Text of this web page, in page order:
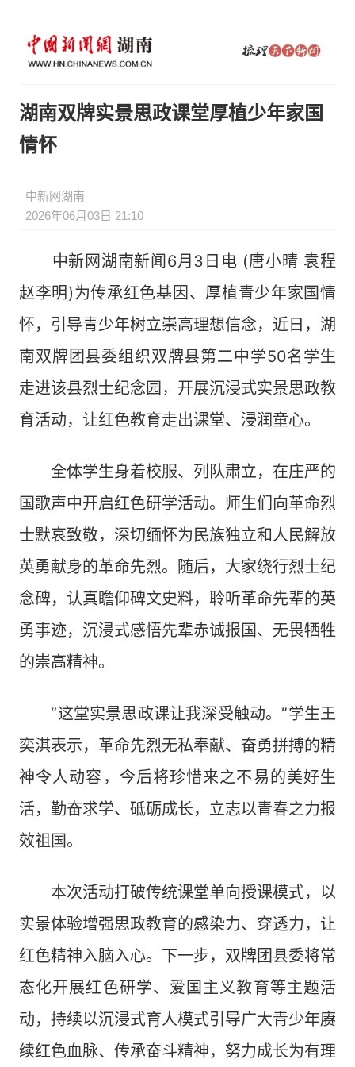
湖南双牌实景思政课堂厚植少年家国
情怀
中新网湖南
2026年06月03日 21:10
中新网湖南新闻6月3日电 (唐小晴 袁程
赵李明)为传承红色基因、厚植青少年家国情
怀，引导青少年树立崇高理想信念，近日，湖
南双牌团县委组织双牌县第二中学50名学生
走进该县烈士纪念园，开展沉浸式实景思政教
育活动，让红色教育走出课堂、浸润童心。
全体学生身着校服、列队肃立，在庄严的
国歌声中开启红色研学活动。师生们向革命烈
士默哀致敬，深切缅怀为民族独立和人民解放
英勇献身的革命先烈。随后，大家绕行烈士纪
念碑，认真瞻仰碑文史料，聆听革命先辈的英
勇事迹，沉浸式感悟先辈赤诚报国、无畏牺牲
的崇高精神。
“这堂实景思政课让我深受触动。”学生王
奕淇表示，革命先烈无私奉献、奋勇拼搏的精
神令人动容，今后将珍惜来之不易的美好生
活，勤奋求学、砥砺成长，立志以青春之力报
效祖国。
本次活动打破传统课堂单向授课模式，以
实景体验增强思政教育的感染力、穿透力，让
红色精神入脑入心。下一步，双牌团县委将常
态化开展红色研学、爱国主义教育等主题活
动，持续以沉浸式育人模式引导广大青少年赓
续红色血脉、传承奋斗精神，努力成长为有理